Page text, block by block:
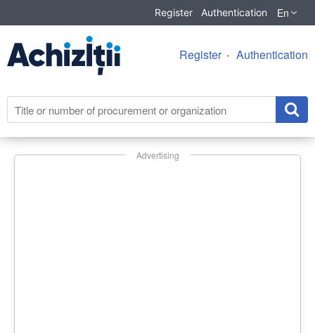
Register Authentication En
Register Authentication
Advertising